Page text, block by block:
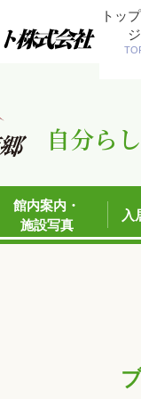
トッ
ジ
自分ら
館内案内・
施設写真
入